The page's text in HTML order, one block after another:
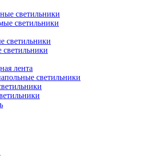
светильники
светильники
светильники
лента
светильники